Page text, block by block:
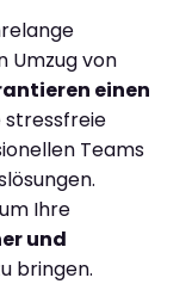
Umzug von
einen
stressfreie
Teams
Ihre
und
bringen.